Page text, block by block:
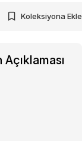
Koleksiyona Ekle
Açıklaması